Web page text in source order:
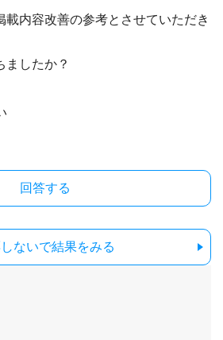
載内容改善の参考とさせていただき
ましたか？
ないで結果をみる